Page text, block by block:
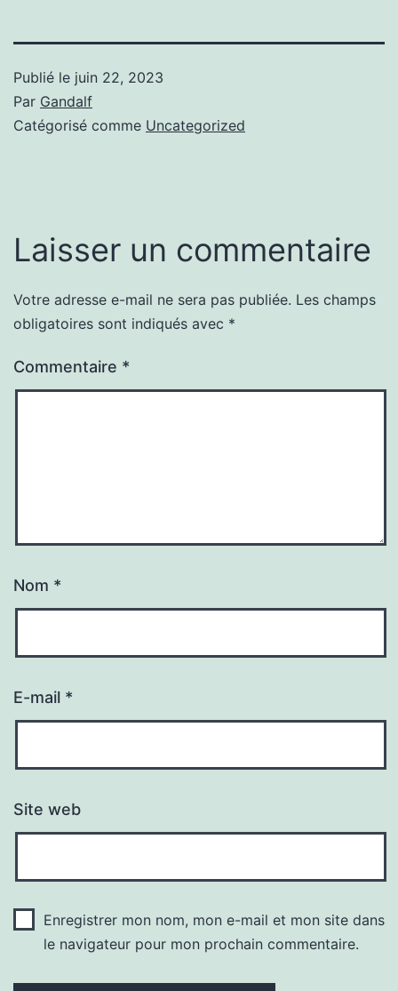
Publié le juin 22, 2023
Par Gandalf
Catégorisé comme Uncategorized
Laisser un commentaire
Votre adresse e-mail ne sera pas publiée. Les champs
obligatoires sont indiqués avec *
Commentaire *
Nom *
E-mail *
Site web
Enregistrer mon nom, mon e-mail et mon site dans
le navigateur pour mon prochain commentaire.